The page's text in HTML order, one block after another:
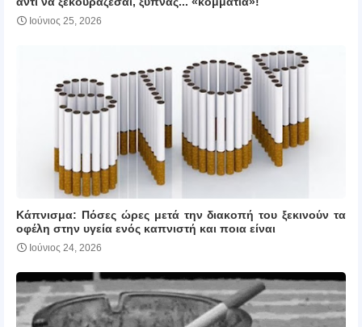
Ιούνιος 25, 2026
Κάπνισμα: Πόσες ώρες μετά την διακοπή του ξεκινούν τα
οφέλη στην υγεία ενός καπνιστή και ποια είναι
Ιούνιος 24, 2026